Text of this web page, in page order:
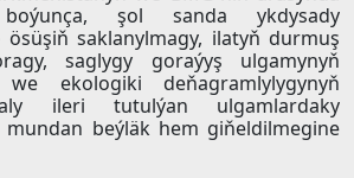
şol sanda ykdysady
saklanylmagy, ilatyň durmuş
saglygy goraýyş ulgamynyň
we ekologiki deňagramlylygynyň
ileri tutulýan ulgamlardaky
mundan beýläk hem giňeldilmegine